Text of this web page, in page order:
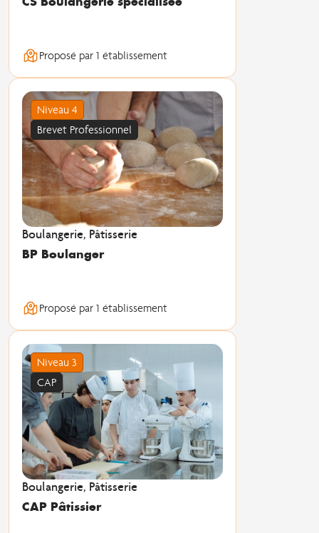
Proposé par 1 établissement
Niveau 4
Brevet Professionnel
Boulangerie, Pâtisserie
BP Boulanger
Proposé par 1 établissement
Niveau 3
CAP
Boulangerie, Pâtisserie
CAP Pâtissier